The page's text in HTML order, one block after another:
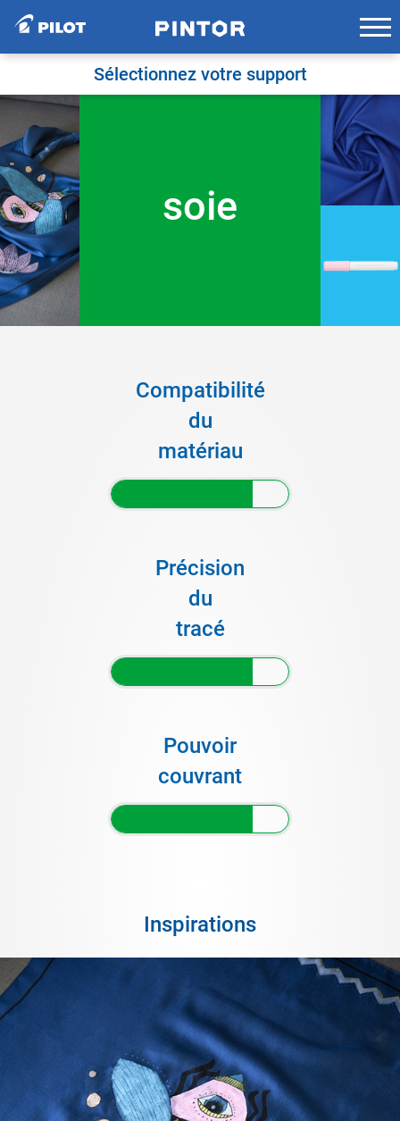
Sélectionnez votre support
soie
Compatibilité
du
matériau
Précision
du
tracé
Pouvoir
couvrant
Inspirations